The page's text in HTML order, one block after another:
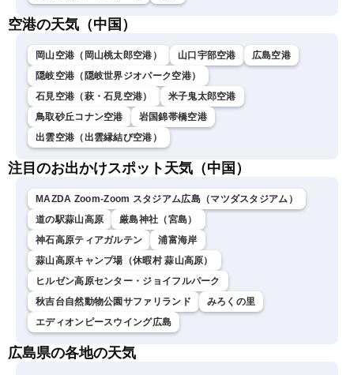
空港の天気（中国）
岡山空港（岡山桃太郎空港） 山口宇部空港
広島空港
隠岐空港（隠岐世界ジオパーク空港）
石見空港（萩・石見空港）
米子鬼太郎空港
鳥取砂丘コナン空港
岩国錦帯橋空港
出雲空港（出雲縁結び空港）
注目のお出かけスポット天気（中国）
MAZDA Zoom-Zoom スタジアム広島（マツダスタジアム）
道の駅蒜山高原
厳島神社（宮島）
神石高原ティアガルテン
浦富海岸
蒜山高原キャンプ場（休暇村 蒜山高原）
ヒルゼン高原センター・ジョイフルパーク
秋吉台自然動物公園サファリランド
みろくの里
エディオンピースウイング広島
広島県の各地の天気